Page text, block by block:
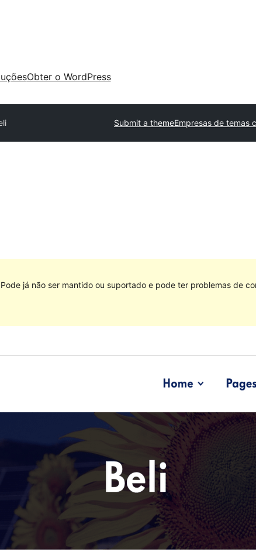
Obter o WordPress
Submit a themeEmpresas de temas
já não ser mantido ou suportado e pode ter problemas de